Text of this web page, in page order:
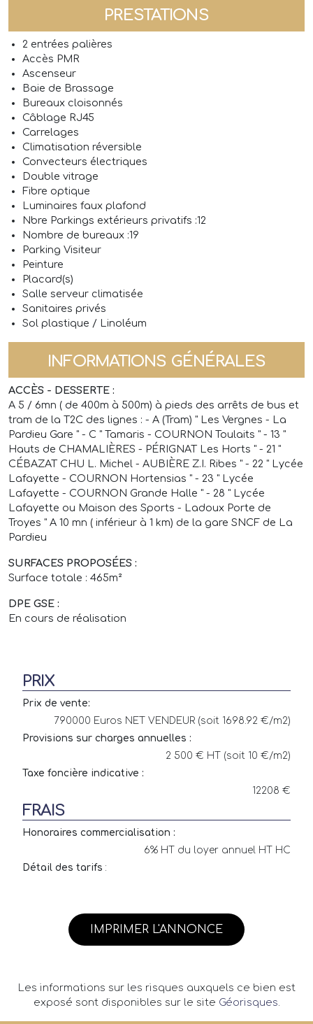
PRESTATIONS
2 entrées palières
Accès PMR
Ascenseur
Baie de Brassage
Bureaux cloisonnés
Câblage RJ45
Carrelages
Climatisation réversible
Convecteurs électriques
Double vitrage
Fibre optique
Luminaires faux plafond
Nbre Parkings extérieurs privatifs :12
Nombre de bureaux :19
Parking Visiteur
Peinture
Placard(s)
Salle serveur climatisée
Sanitaires privés
Sol plastique / Linoléum
INFORMATIONS GÉNÉRALES
ACCÈS - DESSERTE :
A 5 / 6mn ( de 400m à 500m) à pieds des arrêts de bus et
tram de la T2C des lignes : - A (Tram) " Les Vergnes - La
Pardieu Gare " - C " Tamaris - COURNON Toulaits " - 13 "
Hauts de CHAMALIÈRES - PÉRIGNAT Les Horts " - 21 "
CÉBAZAT CHU L. Michel - AUBIÈRE Z.I. Ribes " - 22 " Lycée
Lafayette - COURNON Hortensias " - 23 " Lycée
Lafayette - COURNON Grande Halle " - 28 " Lycée
Lafayette ou Maison des Sports - Ladoux Porte de
Troyes " A 10 mn ( inférieur à 1 km) de la gare SNCF de La
Pardieu
SURFACES PROPOSÉES :
Surface totale : 465m²
DPE GSE :
En cours de réalisation
PRIX
Prix de vente:
790000 Euros NET VENDEUR (soit 1698.92 €/m2)
Provisions sur charges annuelles :
2 500 € HT (soit 10 €/m2)
Taxe foncière indicative :
12208 €
FRAIS
Honoraires commercialisation :
6% HT du loyer annuel HT HC
Détail des tarifs :
IMPRIMER L'ANNONCE
Les informations sur les risques auxquels ce bien est
exposé sont disponibles sur le site Géorisques